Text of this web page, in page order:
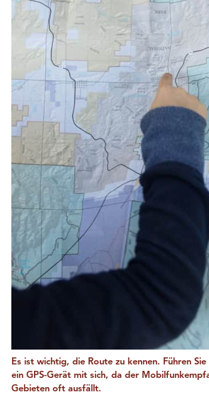
Es ist wichtig, die Route zu kennen. Führen
ein GPS-Gerät mit sich, da der
Gebieten oft ausfällt.